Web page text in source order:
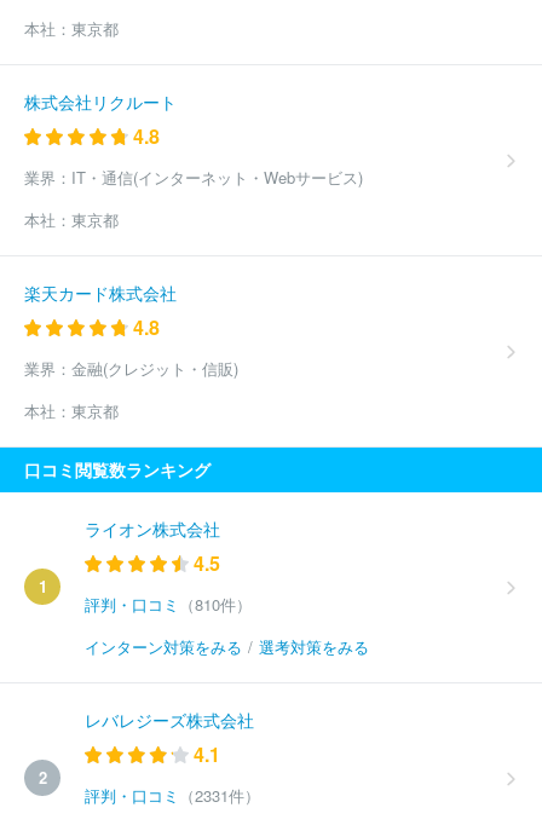
本社： 東京都
株式会社リクルート
4.8
業界： IT・通信(インターネット・Webサービス)
本社： 東京都
楽天カード株式会社
4.8
業界： 金融(クレジット・信販)
本社： 東京都
口コミ閲覧数ランキング
1
ライオン株式会社
4.5
評判・口コミ
（810件）
インターン対策をみる / 選考対策をみる
2
レバレジーズ株式会社
4.1
評判・口コミ
（2331件）